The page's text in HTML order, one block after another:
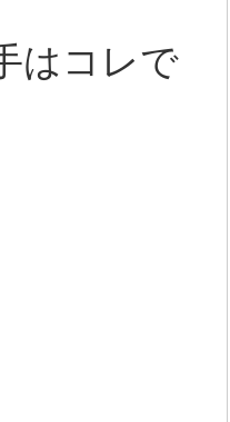
はコレで